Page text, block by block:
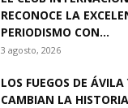
RECONOCE LA
PERIODISMO CON...
3 agosto, 2026
LOS FUEGOS DE
CAMBIAN LA